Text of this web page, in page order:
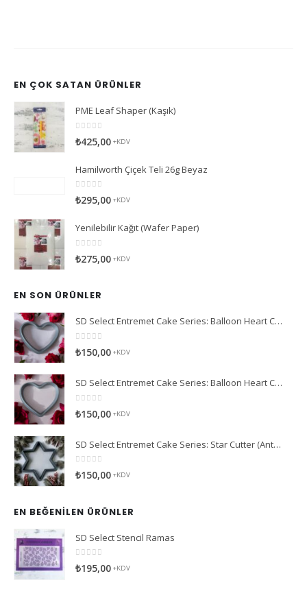
EN ÇOK SATAN ÜRÜNLER
PME Leaf Shaper (Kaşık)
0
₺425,00 +KDV
Hamilworth Çiçek Teli 26g Beyaz
0 5 üzerinden
₺295,00 +KDV
Yenilebilir Kağıt (Wafer Paper)
0 5 üzerinden
₺275,00 +KDV
EN SON ÜRÜNLER
SD Select Entremet Cake Series: Balloon Heart Cutter Small Cutter (Antreme Pasta Serisi: Balon Kalp Kesici)
0
₺150,00 +KDV
SD Select Entremet Cake Series: Balloon Heart Cutter Cutter (Antreme Pasta Serisi: Balon Kalp Kesici)
0
₺150,00 +KDV
SD Select Entremet Cake Series: Star Cutter (Antreme Pasta Serisi: Yıldız Kesici)
0 5 üzerinden
₺150,00 +KDV
EN BEĞENILEN ÜRÜNLER
SD Select Stencil Ramas
0 5 üzerinden
₺195,00 +KDV